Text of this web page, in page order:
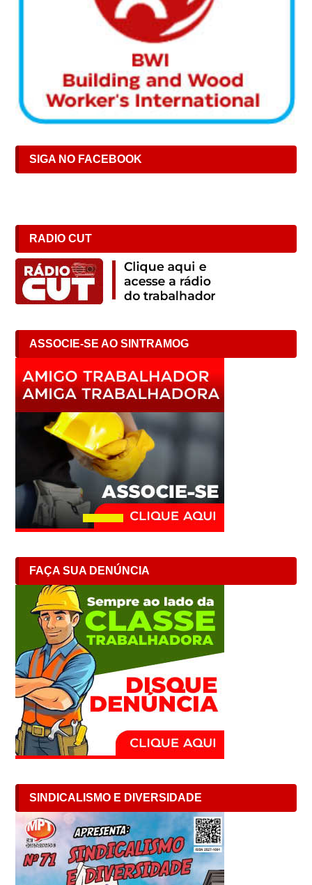
SIGA NO FACEBOOK
RADIO CUT
ASSOCIE-SE AO SINTRAMOG
FAÇA SUA DENÚNCIA
SINDICALISMO E DIVERSIDADE